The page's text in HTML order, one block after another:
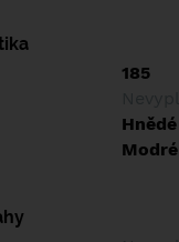
185
Hnědé
Modré